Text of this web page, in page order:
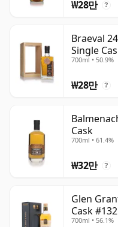
₩28만 ?
Braeval
Single
700ml • 50.9%
₩28만 ?
Cask
700ml • 61.4%
₩32만 ?
Glen
Cask
700ml • 56.1%